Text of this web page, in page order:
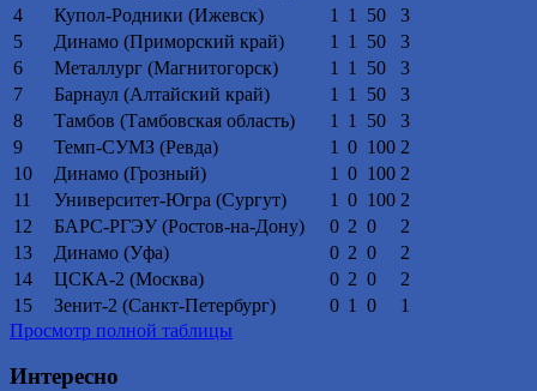
4
Купол-Родники (Ижевск) 1 1 50
3
5
Динамо (Приморский край) 1 1 50
3
6
Металлург (Магнитогорск) 1 1 50
3
7
Барнаул (Алтайский край) 1 1 50
3
8
Тамбов (Тамбовская область) 1 1 50
3
9
Темп-СУМЗ (Ревда) 1 0 100 2
10
Динамо (Грозный) 1 0 100 2
11
Университет-Югра (Сургут) 1 0 100 2
12
БАРС-РГЭУ (Ростов-на-Дону) 0 2 0
2
13
Динамо (Уфа) 0 2 0
2
14
ЦСКА-2 (Москва) 0 2 0
2
15
Зенит-2 (Санкт-Петербург) 0 1 0
1
Просмотр полной таблицы
Интересно